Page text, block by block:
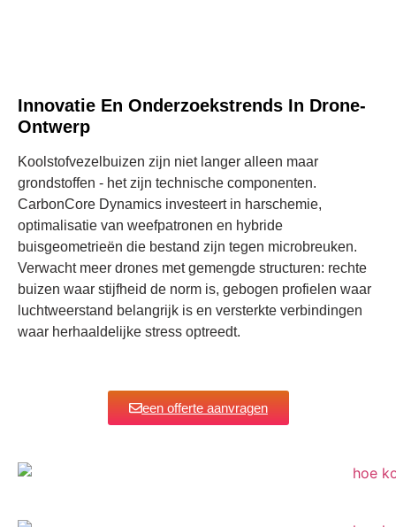
Innovatie En Onderzoekstrends In Drone-
Ontwerp
Koolstofvezelbuizen zijn niet langer alleen maar
grondstoffen - het zijn technische componenten.
CarbonCore Dynamics investeert in harschemie,
optimalisatie van weefpatronen en hybride
buisgeometrieën die bestand zijn tegen microbreuken.
Verwacht meer drones met gemengde structuren: rechte
buizen waar stijfheid de norm is, gebogen profielen waar
luchtweerstand belangrijk is en versterkte verbindingen
waar herhaaldelijke stress optreedt.
een offerte aanvragen